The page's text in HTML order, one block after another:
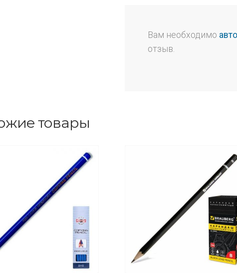
Вам необходимо
отзыв.
товары